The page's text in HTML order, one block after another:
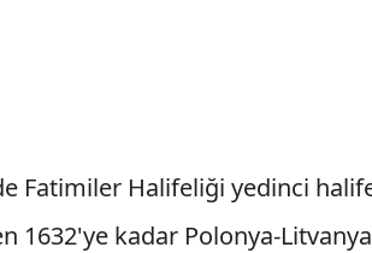
Fatimiler Halifeliği yedinci
1632'ye kadar Polonya-